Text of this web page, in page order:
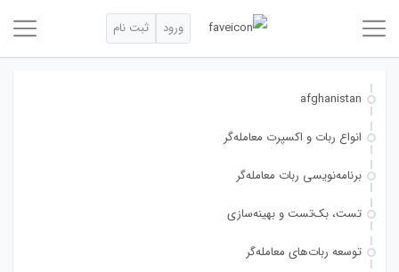
ورود ثبت نام
afghanistan
انواع ربات و اکسپرت معامله‌گر
برنامه‌نویسی ربات معامله‌گر
تست، بک‌تست و بهینه‌سازی
توسعه ربات‌های معامله‌گر